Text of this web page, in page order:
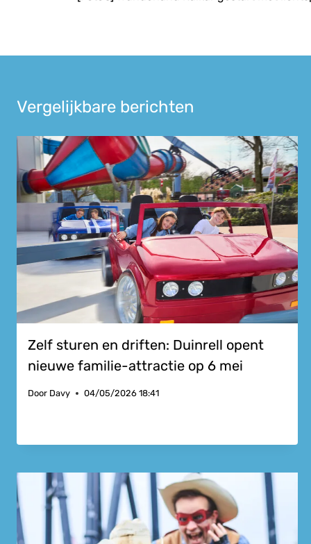
Vergelijkbare berichten
Zelf sturen en driften: Duinrell opent
nieuwe familie-attractie op 6 mei
Door Davy 04/05/2026 18:41